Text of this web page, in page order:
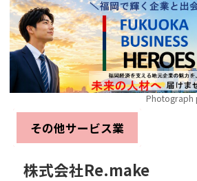
Photograph
その他サービス業
株式会社Re.make